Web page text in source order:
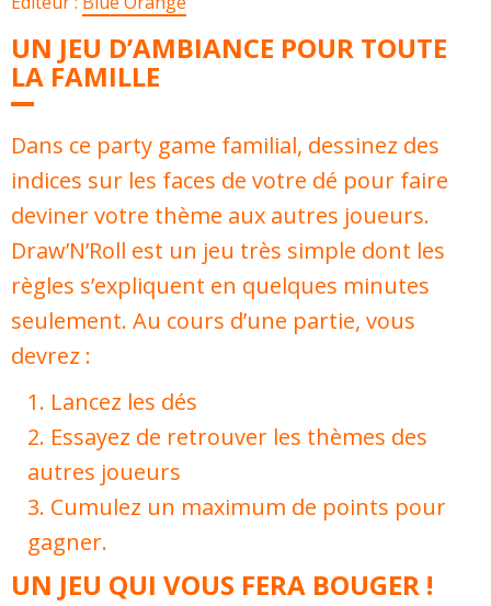
UN JEU D’AMBIANCE POUR TOUTE
LA FAMILLE
Dans ce party game familial, dessinez des
indices sur les faces de votre dé pour faire
deviner votre thème aux autres joueurs.
Draw’N’Roll est un jeu très simple dont les
règles s’expliquent en quelques minutes
seulement. Au cours d’une partie, vous
devrez :
Lancez les dés
Essayez de retrouver les thèmes des
autres joueurs
Cumulez un maximum de points pour
gagner.
UN JEU QUI VOUS FERA BOUGER !